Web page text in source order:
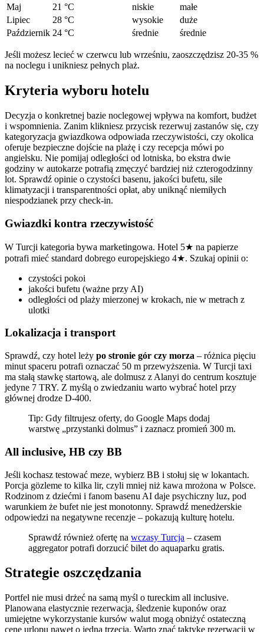
Maj
21 °C niskie
małe
Lipiec
28 °C wysokie
duże
Październik 24 °C średnie średnie
Jeśli możesz lecieć w czerwcu lub wrześniu, zaoszczędzisz 20-35 %
na noclegu i unikniesz pełnych plaż.
Kryteria wyboru hotelu
Decyzja o konkretnej bazie noclegowej wpływa na komfort, budżet
i wspomnienia. Zanim klikniesz przycisk rezerwuj zastanów się, czy
kategoryzacja gwiazdkowa odpowiada rzeczywistości, czy okolica
oferuje bezpieczne dojście na plażę i czy recepcja mówi po
angielsku. Nie pomijaj odległości od lotniska, bo ekstra dwie
godziny w autokarze potrafią zmęczyć bardziej niż czterogodzinny
lot. Sprawdź opinie o czystości basenu, jakości bufetu, sile
klimatyzacji i transparentności opłat, aby uniknąć niemiłych
niespodzianek przy check-in.
Gwiazdki kontra rzeczywistość
W Turcji kategoria bywa marketingowa. Hotel 5★ na papierze
potrafi mieć standard dobrego europejskiego 4★. Szukaj opinii o:
czystości pokoi
jakości bufetu (ważne przy AI)
odległości od plaży mierzonej w krokach, nie w metrach z
ulotki
Lokalizacja i transport
Sprawdź, czy hotel leży po stronie gór czy morza – różnica pięciu
minut spaceru potrafi oznaczać 50 m przewyższenia. W Turcji taxi
ma stałą stawkę startową, ale dolmusz z Alanyi do centrum kosztuje
jedyne 7 TRY. Z myślą o zwiedzaniu warto wybrać hotel przy
głównej drodze D-400.
Tip: Gdy filtrujesz oferty, do Google Maps dodaj
warstwę „przystanki dolmus” i zaznacz promień 300 m.
All inclusive, HB czy BB
Jeśli kochasz testować meze, wybierz BB i stołuj się w lokantach.
Porcja gözleme to kilka lir, czyli mniej niż kawa mrożona w Polsce.
Rodzinom z dziećmi i fanom basenu AI daje psychiczny luz, pod
warunkiem że bufet nie jest monotonny. Sprawdź menedżerskie
odpowiedzi na negatywne recenzje – pokazują kulturę hotelu.
Sprawdź również ofertę na wczasy Turcja – czasem
aggregator potrafi dorzucić bilet do aquaparku gratis.
Strategie oszczędzania
Portfel nie musi drżeć na samą myśl o tureckim all inclusive.
Planowana elastycznie rezerwacja, śledzenie kuponów oraz
umiejętne wykorzystanie kursów walut mogą obniżyć ostateczną
cenę urlopu nawet o jedną trzecią. Warto znać taktykę rezerwacji w